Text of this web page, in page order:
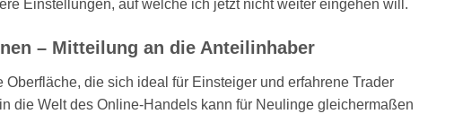
Einstellungen, auf welche ich jetzt nicht weiter eingehen will.
– Mitteilung an die Anteilinhaber
Oberfläche, die sich ideal für Einsteiger und erfahrene Trader
die Welt des Online-Handels kann für Neulinge gleichermaßen